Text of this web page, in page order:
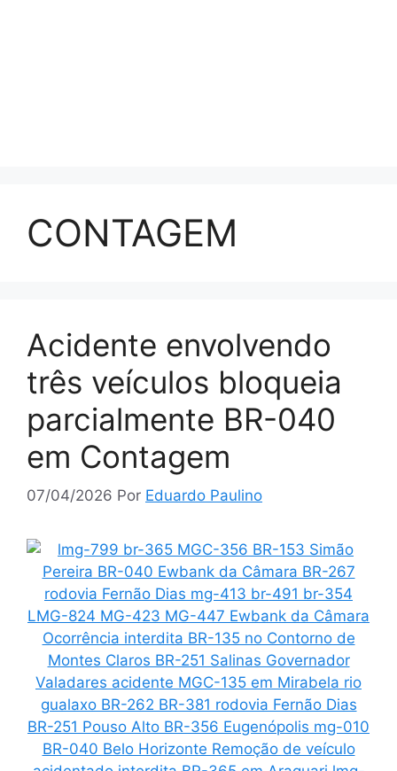
CONTAGEM
Acidente envolvendo
três veículos bloqueia
parcialmente BR-040
em Contagem
07/04/2026 Por Eduardo Paulino